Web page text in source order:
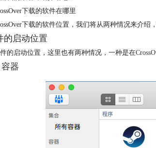
下载的软件在哪里
下载的软件位置，我们将从两种情况来介
的启动位置
的启动位置，这里也有两种情况，一种是在
容器